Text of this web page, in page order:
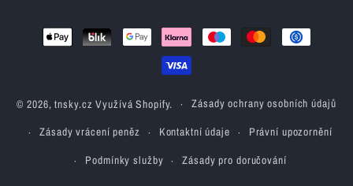
Platební
metody
© 2026,tnsky.cz Využívá Shopify.
Zásady ochrany osobních údajů
Zásady vrácení peněz
Kontaktní údaje
Právní upozornění
Podmínky služby
Zásady pro doručování